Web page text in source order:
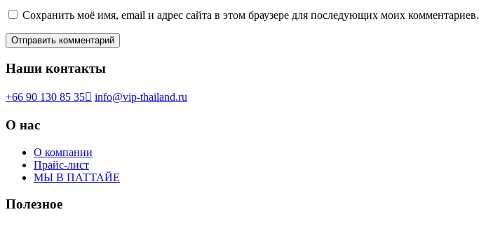
Сохранить моё имя, email и адрес сайта в этом браузере для последующих моих комментариев.
Наши контакты
+66 90 130 85 35 info@vip-thailand.ru
О нас
О компании
Прайс-лист
МЫ В ПАТТАЙЕ
Полезное